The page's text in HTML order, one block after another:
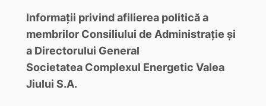
Informații privind afilierea politică a
membrilor Consiliului de Administrație și
a Directorului General
Societatea Complexul Energetic Valea
Jiului S.A.